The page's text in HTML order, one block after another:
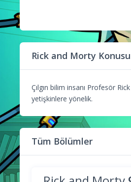
Rick and Morty Konusu
Çılgın bilim insanı Profesör
yetişkinlere yönelik.
Tüm Bölümler